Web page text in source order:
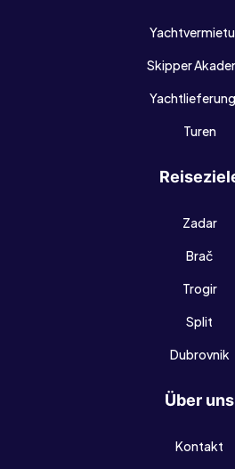
Skipper
Turen
Zadar
Brač
Trogir
Split
Dubrovnik
Über uns
Kontakt